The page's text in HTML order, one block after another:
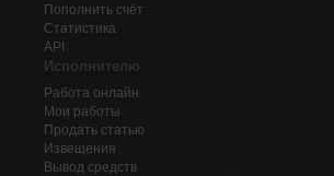
Пополнить счёт
Статистика
API
Исполнителю
Работа онлайн
Мои работы
Продать статью
Извещения
Вывод средств